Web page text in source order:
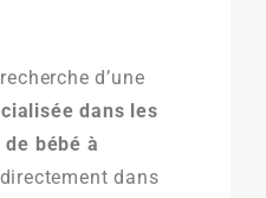
d’une
dans les
de bébé à
dans